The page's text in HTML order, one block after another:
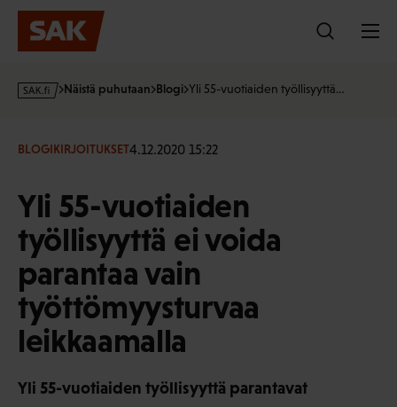
Hyppää
sisältöön
s
·
Näistä puhutaan Blogi Yli 55-vuotiaiden työllisyyttä…
BLOGIKIRJOITUKSET4.12.2020 15:22
Yli 55-vuotiaiden
työllisyyttä ei voida
parantaa vain
työttömyysturvaa
leikkaamalla
Yli 55-vuotiaiden työllisyyttä parantavat